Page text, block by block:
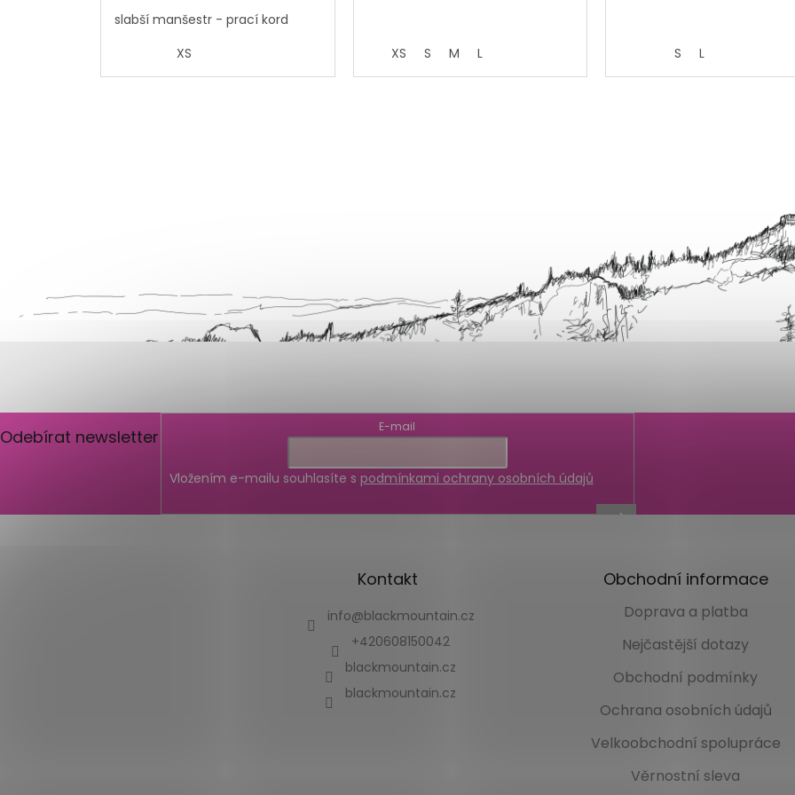
slabší manšestr - prací kord
XS
XS S M L S L
Odebírat newsletter E-mail
Vložením e-mailu souhlasíte s podmínkami ochrany osobních údajů
Kontakt
info@blackmountain.cz
+420608150042
blackmountain.cz
blackmountain.cz
Obchodní informace
Doprava a platba
Nejčastější dotazy
Obchodní podmínky
Ochrana osobních údajů
Velkoobchodní spolupráce
Věrnostní sleva